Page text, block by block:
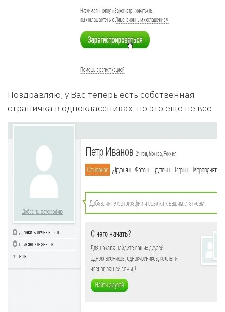
Поздравляю, у Вас теперь есть собственная
страничка в одноклассниках, но это еще не все.